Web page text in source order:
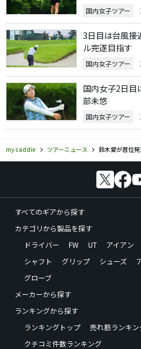
国内女子ツアー
3日目は台風
ル完遂目指す
国内女子ツアー
国内女子2日
部未悠
国内女子ツアー
my caddie ツアーニュース 鈴木愛が首位発
すべてのギアから探す
カテゴリから製品を探す
ドライバー
FW UT アイアン
シャフト
グリップ シューズ
グローブ
メーカーから探す
ランキングから探す
ランキングトップ
売れ筋ランキン
クチコミ件数ランキング